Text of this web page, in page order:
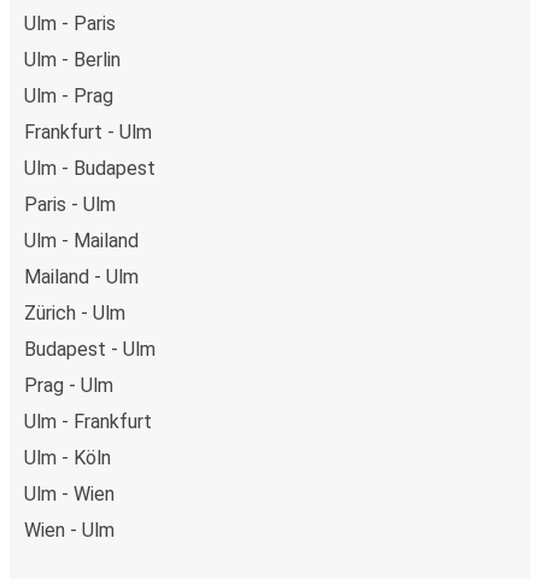
Ulm - Paris
Ulm - Berlin
Ulm - Prag
Frankfurt - Ulm
Ulm - Budapest
Paris - Ulm
Ulm - Mailand
Mailand - Ulm
Zürich - Ulm
Budapest - Ulm
Prag - Ulm
Ulm - Frankfurt
Ulm - Köln
Ulm - Wien
Wien - Ulm